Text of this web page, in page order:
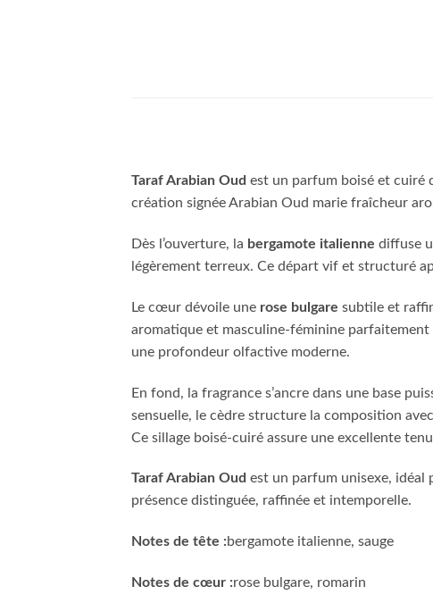
Taraf Arabian Oud est un parfum boisé et cuiré
création signée Arabian Oud marie fraîcheur
Dès l’ouverture, la bergamote italienne diffuse
légèrement terreux. Ce départ vif et structuré
Le cœur dévoile une rose bulgare subtile et
aromatique et masculine-féminine
une profondeur olfactive moderne.
En fond, la fragrance s’ancre dans une base
sensuelle, le cèdre structure la composition
Ce sillage boisé-cuiré assure une excellente
Taraf Arabian Oud est un parfum unisexe, idéal
présence distinguée, raffinée et intemporelle.
Notes de tête :bergamote italienne, sauge
Notes de cœur :rose bulgare, romarin